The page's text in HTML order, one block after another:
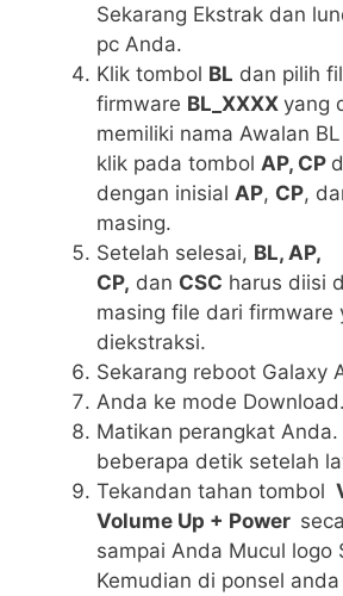
Sekarang Ekstrak dan
pc Anda.
Klik tombol BL dan pilih
firmware BL_XXXX yang
memiliki nama Awalan
klik pada tombol AP, CP
dengan inisial AP, CP,
masing.
Setelah selesai, BL, AP,
CP, dan CSC harus diisi
masing file dari firmware
diekstraksi.
Sekarang reboot Galaxy
Anda ke mode Download.
Matikan perangkat Anda.
beberapa detik setelah
Tekandan tahan tombol
Volume Up + Power
sampai Anda Mucul logo
Kemudian di ponsel